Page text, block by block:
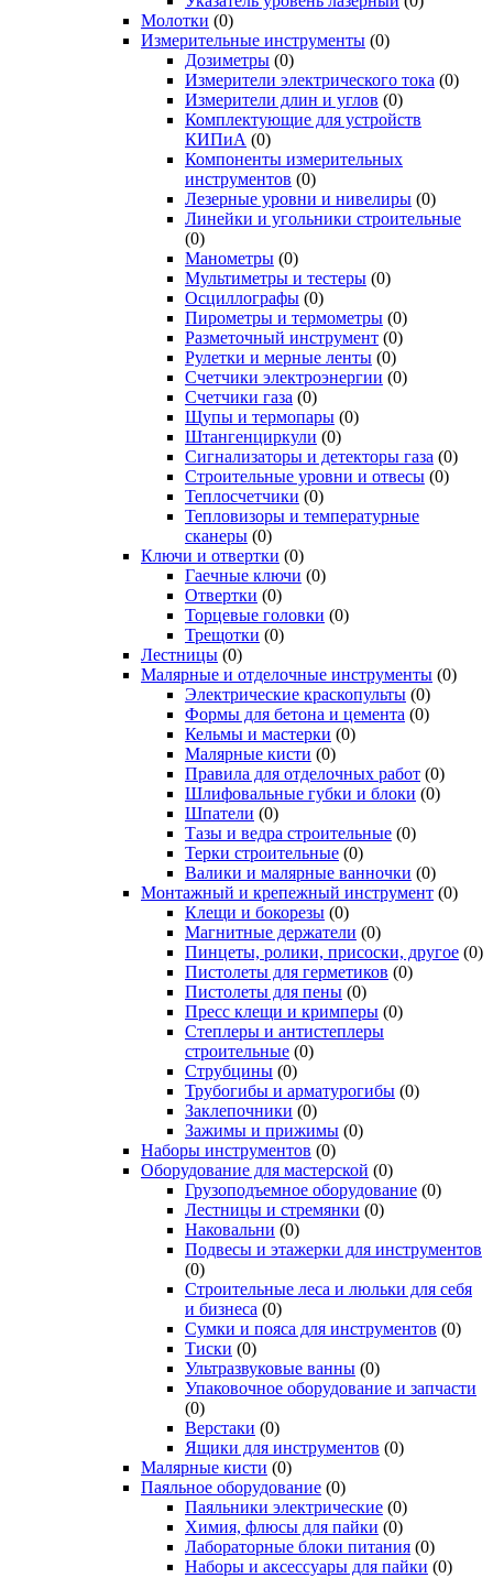
Молотки (0)
Измерительные инструменты (0)
Дозиметры (0)
Измерители электрического тока (0)
Измерители длин и углов (0)
Комплектующие для устройств
КИПиА (0)
Компоненты измерительных
инструментов (0)
Лезерные уровни и нивелиры (0)
Линейки и угольники строительные
(0)
Манометры (0)
Мультиметры и тестеры (0)
Осциллографы (0)
Пирометры и термометры (0)
Разметочный инструмент (0)
Рулетки и мерные ленты (0)
Счетчики электроэнергии (0)
Счетчики газа (0)
Щупы и термопары (0)
Штангенциркули (0)
Сигнализаторы и детекторы газа (0)
Строительные уровни и отвесы (0)
Теплосчетчики (0)
Тепловизоры и температурные
сканеры (0)
Ключи и отвертки (0)
Гаечные ключи (0)
Отвертки (0)
Торцевые головки (0)
Трещотки (0)
Лестницы (0)
Малярные и отделочные инструменты (0)
Электрические краскопульты (0)
Формы для бетона и цемента (0)
Кельмы и мастерки (0)
Малярные кисти (0)
Правила для отделочных работ (0)
Шлифовальные губки и блоки (0)
Шпатели (0)
Тазы и ведра строительные (0)
Терки строительные (0)
Валики и малярные ванночки (0)
Монтажный и крепежный инструмент (0)
Клещи и бокорезы (0)
Магнитные держатели (0)
Пинцеты, ролики, присоски, другое (0)
Пистолеты для герметиков (0)
Пистолеты для пены (0)
Пресс клещи и кримперы (0)
Степлеры и антистеплеры
строительные (0)
Струбцины (0)
Трубогибы и арматурогибы (0)
Заклепочники (0)
Зажимы и прижимы (0)
Наборы инструментов (0)
Оборудование для мастерской (0)
Грузоподъемное оборудование (0)
Лестницы и стремянки (0)
Наковальни (0)
Подвесы и этажерки для инструментов
(0)
Строительные леса и люльки для себя
и бизнеса (0)
Сумки и пояса для инструментов (0)
Тиски (0)
Ультразвуковые ванны (0)
Упаковочное оборудование и запчасти
(0)
Верстаки (0)
Ящики для инструментов (0)
Малярные кисти (0)
Паяльное оборудование (0)
Паяльники электрические (0)
Химия, флюсы для пайки (0)
Лабораторные блоки питания (0)
Наборы и аксессуары для пайки (0)